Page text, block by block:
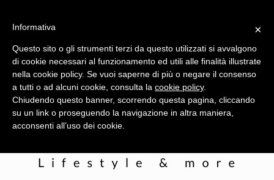
×
Informativa
Questo sito o gli strumenti terzi da questo utilizzati si avvalgono
di cookie necessari al funzionamento ed utili alle finalità illustrate
nella cookie policy. Se vuoi saperne di più o negare il consenso
a tutti o ad alcuni cookie, consulta la cookie policy.
Chiudendo questo banner, scorrendo questa pagina, cliccando
su un link o proseguendo la navigazione in altra maniera,
acconsenti all’uso dei cookie.